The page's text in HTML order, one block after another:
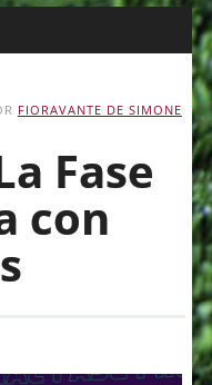
FIORAVANTE DE SIMONE
Fase
con